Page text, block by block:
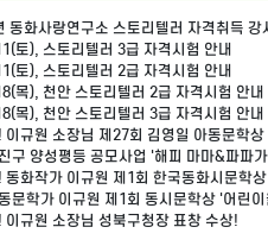
동화사랑연구소 스토리텔러 자격취득
토), 스토리텔러 3급 자격시험 안내
토), 스토리텔러 2급 자격시험 안내
목), 천안 스토리텔러 2급 자격시험 안내
목), 천안 스토리텔러 3급 자격시험 안내
이규원 소장님 제27회 김영일 아동문학상
구 양성평등 공모사업 '해피 마마&파파
동화작가 이규원 제1회 한국동화시문학
문학가 이규원 제1회 동시문학상 '어린
이규원 소장님 성북구청장 표창 수상!